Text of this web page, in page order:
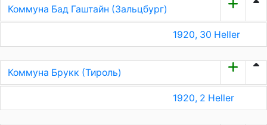
Коммуна Бад Гаштайн (Зальцбург)
1920, 30 Heller
Коммуна Брукк (Тироль)
1920, 2 Heller